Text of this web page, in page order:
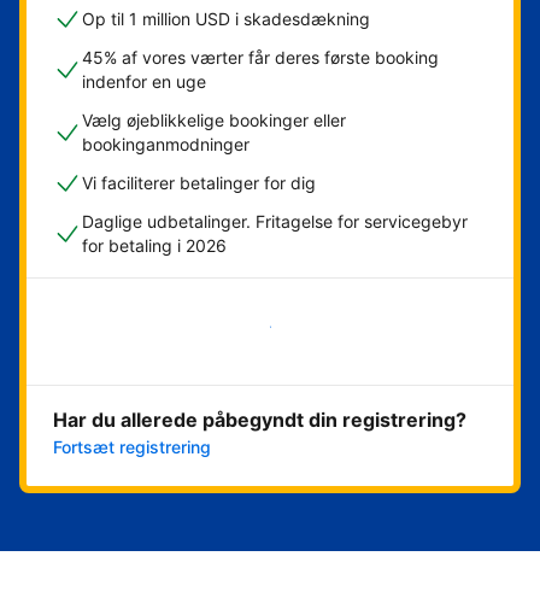
Op til 1 million USD i skadesdækning
45% af vores værter får deres første booking
indenfor en uge
Vælg øjeblikkelige bookinger eller
bookinganmodninger
Vi faciliterer betalinger for dig
Daglige udbetalinger. Fritagelse for servicegebyr
for betaling i 2026
Kom i gang med det samme
Har du allerede påbegyndt din registrering?
Fortsæt registrering